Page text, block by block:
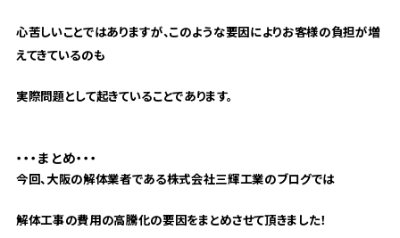
心苦しいことではありますが、このような要因によりお客様の負担が増
えてきているのも
実際問題として起きていることであります。
・・・まとめ・・・
今回、大阪の解体業者である株式会社三輝工業のブログでは
解体工事の費用の高騰化の要因をまとめさせて頂きました！